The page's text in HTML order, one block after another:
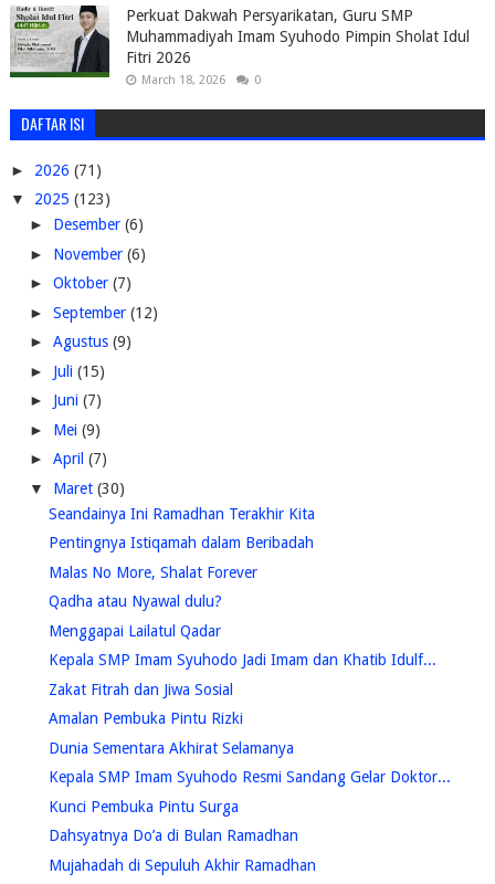
Perkuat Dakwah Persyarikatan, Guru SMP
Muhammadiyah Imam Syuhodo Pimpin Sholat Idul
Fitri 2026
March 18, 2026 0
DAFTAR ISI
► 2026 (71)
▼ 2025 (123)
► Desember (6)
► November (6)
► Oktober (7)
► September (12)
► Agustus (9)
► Juli (15)
► Juni (7)
► Mei (9)
► April (7)
▼ Maret (30)
Seandainya Ini Ramadhan Terakhir Kita
Pentingnya Istiqamah dalam Beribadah
Malas No More, Shalat Forever
Qadha atau Nyawal dulu?
Menggapai Lailatul Qadar
Kepala SMP Imam Syuhodo Jadi Imam dan Khatib Idulf...
Zakat Fitrah dan Jiwa Sosial
Amalan Pembuka Pintu Rizki
Dunia Sementara Akhirat Selamanya
Kepala SMP Imam Syuhodo Resmi Sandang Gelar Doktor...
Kunci Pembuka Pintu Surga
Dahsyatnya Do’a di Bulan Ramadhan
Mujahadah di Sepuluh Akhir Ramadhan